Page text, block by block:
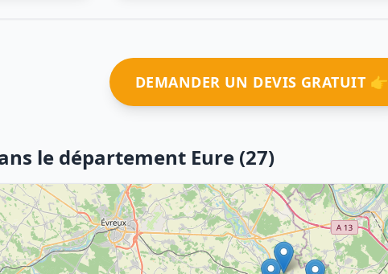
DEMANDER UN DEVIS GRATUIT 👉
le département Eure (27)